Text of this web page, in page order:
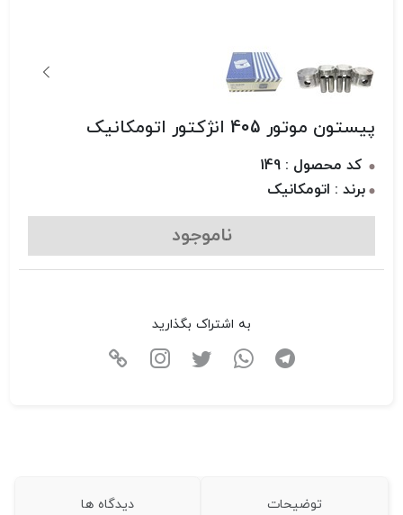
پیستون موتور 405 انژکتور اتومکانیک
کد محصول : 149
برند : اتومکانیک
ناموجود
به اشتراک بگذارید
توضیحات دیدگاه ها